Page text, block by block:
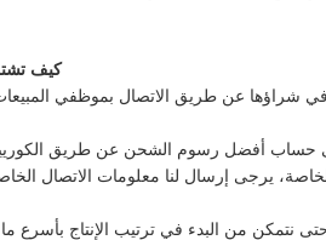
كيف
حساب أفضل رسوم الشحن عن طريق
يرجى إرسال لنا معلومات الاتصال